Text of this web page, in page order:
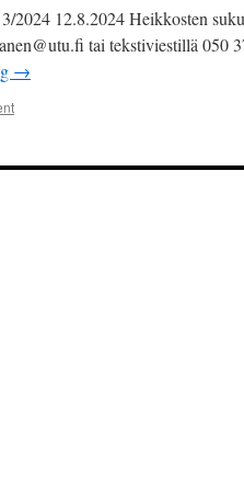
2024 12.8.2024 Heikkosten
tai tekstiviestillä
→